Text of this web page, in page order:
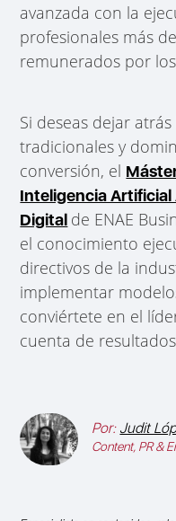
avanzada con la
profesionales más
remunerados por
Si deseas dejar
tradicionales y
conversión, el
Inteligencia
Digital de ENAE
el conocimiento
directivos de la
implementar
conviértete en el
cuenta de
Por: Judit
Content, PR &